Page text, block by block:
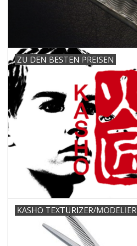
ZU DEN BESTEN PREISEN
KASHO TEXTURIZER/MODELIER